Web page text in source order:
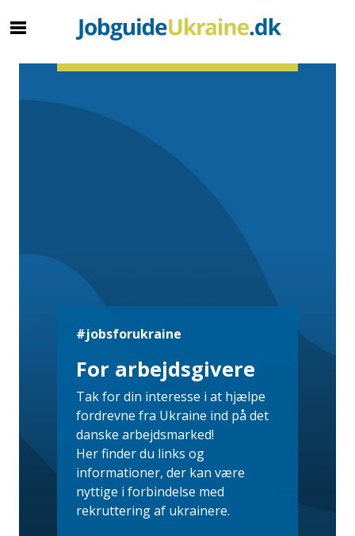
#jobsforukraine
For arbejdsgivere
Tak for din interesse i at hjælpe
fordrevne fra Ukraine ind på det
danske arbejdsmarked!
Her finder du links og
informationer, der kan være
nyttige i forbindelse med
rekruttering af ukrainere.